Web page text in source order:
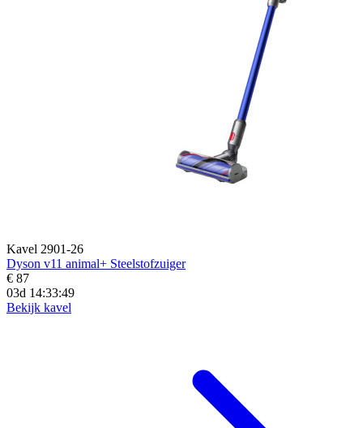
Kavel 2901-26
Dyson v11 animal+ Steelstofzuiger
€ 87
03d 14:33:48
Bekijk kavel